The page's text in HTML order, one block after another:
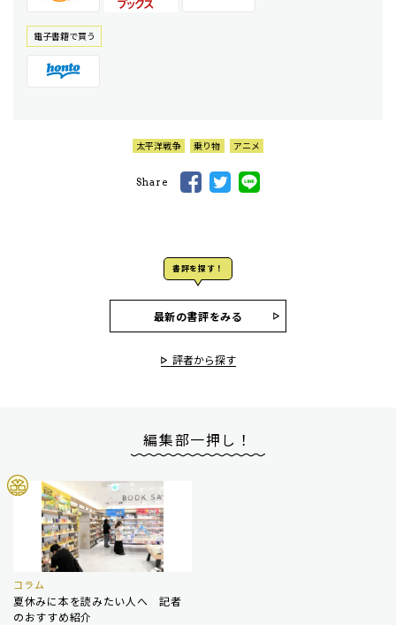
電⼦書籍で買う
太平洋戦争 乗り物 アニメ
Share
書評を探す！
最新の書評をみる
評者から探す
編集部一押し！
コラム
夏休みに本を読みたい人へ 記者
のおすすめ紹介